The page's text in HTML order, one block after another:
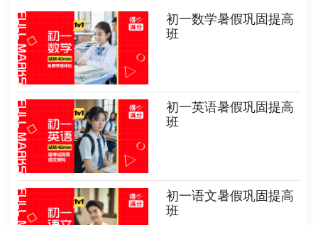
初一数学暑假巩固提高
班
初一英语暑假巩固提高
班
初一语文暑假巩固提高
班